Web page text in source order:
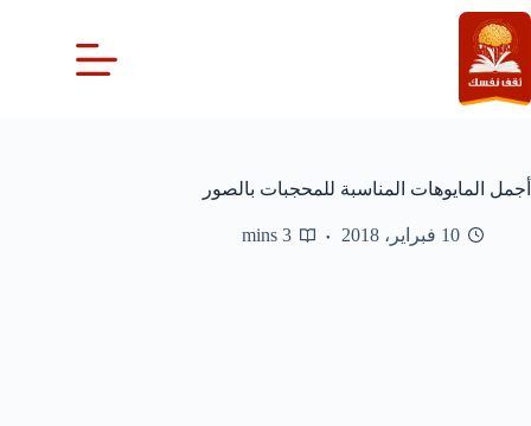
التجاوز
إلى
المحتوى
أجمل المايوهات المناسبة للمحجبات بالصور
10 فبراير، 2018 3 mins